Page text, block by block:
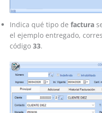
Indica qué tipo de factura
el ejemplo entregado,
código 33.